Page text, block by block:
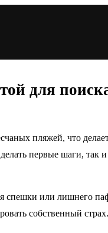
для
пляжей, что
первые шаги, так
или лишнего
собственный